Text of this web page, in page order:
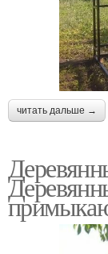
читать дальше →